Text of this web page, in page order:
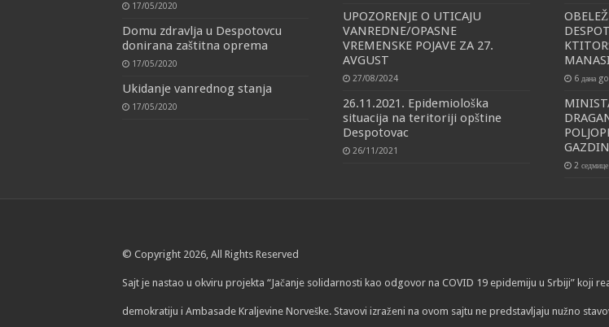
17/05/2020
Domu zdravlja u Despotovcu
donirana zaštitna oprema
17/05/2020
Ukidanje vanrednog stanja
17/05/2020
UPOZORENJE O UTICAJU
VANREDNE/OPASNE
VREMENSKE POJAVE ZA 27.
AVGUST
27/08/2024
26.11.2021. Epidemiološka
situacija na teritoriji opštine
Despotovac
26/11/2021
6 дана
2
© Copyright 2026, All Rights Reserved
Sajt je nastao u okviru projekta “Jačanje solidarnosti kao odgovor na COVID 19 epidemiju u Srbiji” koji
demokratiju i Ambasade Kraljevine Norveške. Stavovi izraženi na ovom sajtu ne predstavljaju nužno